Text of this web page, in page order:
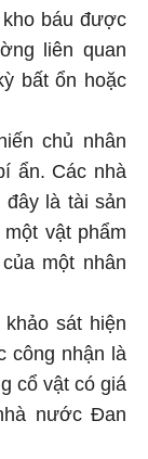
báu được
liên quan
bất ổn hoặc
chủ nhân
ẩn. Các nhà
đây là tài sản
vật phẩm
một nhân
sát hiện
công nhận là
cổ vật có giá
nước Đan